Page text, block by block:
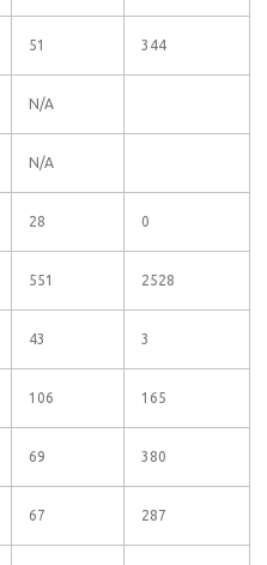
51 344
N/A
N/A
28 0
551 2528
43 3
106 165
69 380
67 287